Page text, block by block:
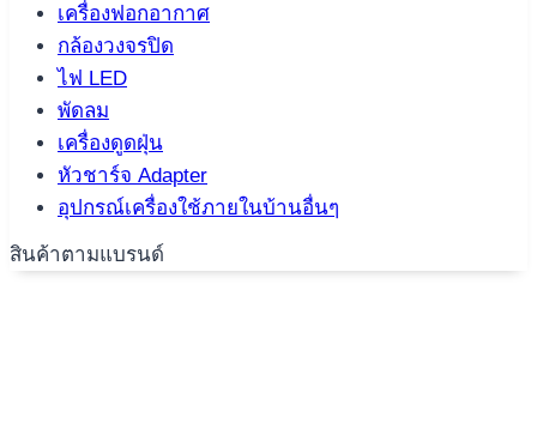
เครื่องฟอกอากาศ
กล้องวงจรปิด
ไฟ LED
พัดลม
เครื่องดูดฝุ่น
หัวชาร์จ Adapter
อุปกรณ์เครื่องใช้ภายในบ้านอื่นๆ
สินค้าตามแบรนด์